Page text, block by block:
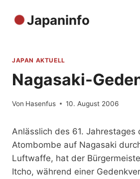
Inhalt
Japaninfo
JAPAN AKTUELL
Nagasaki-
Von Hasenfus 10. August 2006
Anlässlich des 61.
Atombombe auf Nagasaki
Luftwaffe, hat der
Itcho, während einer